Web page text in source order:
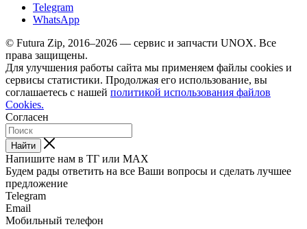
Telegram
WhatsApp
© Futura Zip, 2016–2026 — сервис и запчасти UNOX. Все
права защищены.
Для улучшения работы сайта мы применяем файлы cookies и
сервисы статистики. Продолжая его использование, вы
соглашаетесь с нашей политикой использования файлов
Cookies.
Согласен
Найти
Напишите нам в ТГ или MAX
Будем рады ответить на все Ваши вопросы и сделать лучшее
предложение
Telegram
Email
Мобильный телефон